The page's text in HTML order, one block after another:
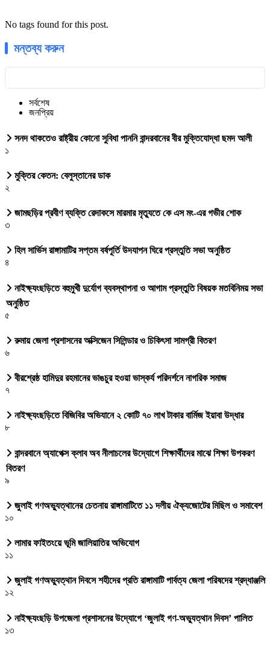
No tags found for this post.
মন্তব্য করুন
সর্বশেষ
জনপ্রিয়
সনদ থাকতেও রাষ্ট্রীয় কোনো সুবিধা পাননি বান্দরবানের বীর মুক্তিযোদ্ধা ছমদ আলী
১
মুক্তির কেতন: বেলুস্তানের ডাক
২
জামছড়ির প্রবীণ ব্যক্তি রেদাকসে মারমার মৃত্যুতে কে এস মং-এর গভীর শোক
৩
হিল সার্ভিস রাঙ্গামাটির সপ্তম বর্ষপূর্তি উদযাপন ঘিরে প্রস্তুতি সভা অনুষ্ঠিত
৪
নাইক্ষ্যংছড়িতে বহুমুখী দুর্যোগ ব্যবস্থাপনা ও আগাম প্রস্তুতি বিষয়ক মতবিনিময় সভা
অনুষ্ঠিত
৫
রুমায় জেলা প্রশাসনের অক্সিজেন সিলিন্ডার ও চিকিৎসা সামগ্রী বিতরণ
৬
বীরশ্রেষ্ঠ হামিদুর রহমানের ভাঙচুর হওয়া ভাস্কর্য পরিদর্শনে নাগরিক সমাজ
৭
নাইক্ষ্যংছড়িতে বিজিবির অভিযানে ২ কোটি ৭০ লাখ টাকার বার্মিজ ইয়াবা উদ্ধার
৮
বান্দরবানে অ্যাপেক্স ক্লাব অব নীলাচলের উদ্যোগে শিক্ষার্থীদের মাঝে শিক্ষা উপকরণ
বিতরণ
৯
জুলাই গণঅভ্যুত্থানের চেতনায় রাঙ্গামাটিতে ১১ দলীয় ঐক্যজোটের মিছিল ও সমাবেশ
১০
লামার ফাইতংয়ে ভূমি জালিয়াতির অভিযোগ
১১
জুলাই গণঅভ্যুত্থান দিবসে শহীদের প্রতি রাঙ্গামাটি পার্বত্য জেলা পরিষদের শ্রদ্ধাঞ্জলি
১২
নাইক্ষ্যংছড়ি উপজেলা প্রশাসনের উদ্যোগে ‘জুলাই গণ-অভ্যুত্থান দিবস’ পালিত
১৩